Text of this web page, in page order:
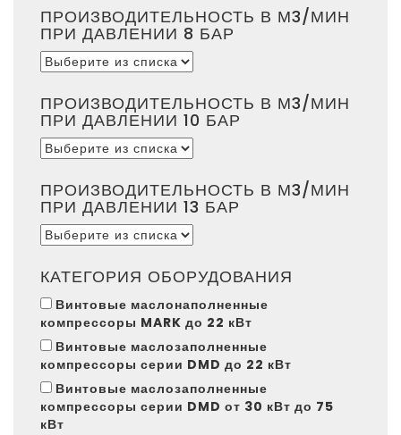
ПРОИЗВОДИТЕЛЬНОСТЬ В М3/МИН
ПРИ ДАВЛЕНИИ 8 БАР
ПРОИЗВОДИТЕЛЬНОСТЬ В М3/МИН
ПРИ ДАВЛЕНИИ 10 БАР
ПРОИЗВОДИТЕЛЬНОСТЬ В М3/МИН
ПРИ ДАВЛЕНИИ 13 БАР
КАТЕГОРИЯ ОБОРУДОВАНИЯ
Винтовые маслонаполненные
компрессоры MARK до 22 кВт
Винтовые маслозаполненные
компрессоры серии DMD до 22 кВт
Винтовые маслозаполненные
компрессоры серии DMD от 30 кВт до 75
кВт